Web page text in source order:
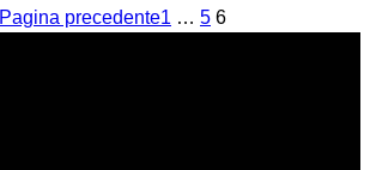
Pagina precedente1 … 5 6